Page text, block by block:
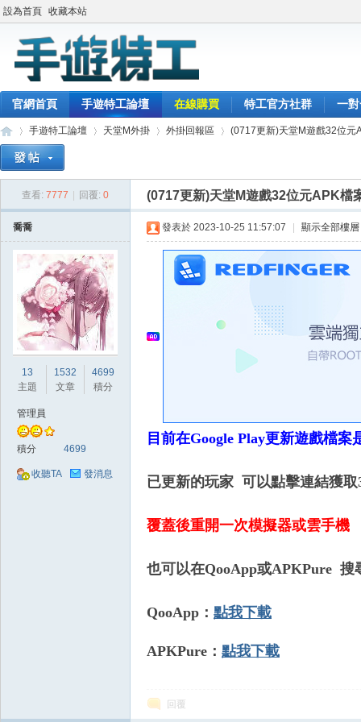
設為首頁 收藏本站
官網首頁 手遊特工論壇 在線購買 特工官方社群 一
手遊特工論壇
›
天堂M外掛
›
外掛回報區
›
(0717更新)天堂M遊戲32位元
查看: 7777 回覆: 0 (0717更新)天堂M遊戲32位元APK檔
喬喬
13
主題
1532
文章
4699
積分
管理員
積分 4699
收聽TA 發消息
發表於 2023-10-25 11:57:07 顯示全部樓層
目前在Google Play更新遊戲檔
已更新的玩家 可以點擊連結獲
覆蓋後重開一次模擬器或雲手機
也可以在QooApp或APKPure 搜
QooApp： 點我下載
APKPure： 點我下載
回覆